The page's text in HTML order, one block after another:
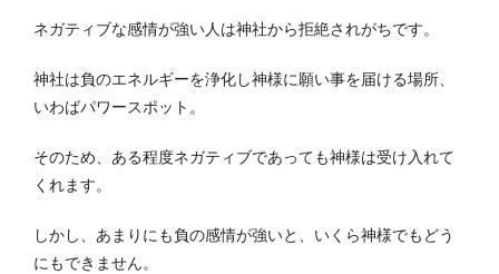
ネガティブな感情が強い人は神社から拒絶されがちです。
神社は負のエネルギーを浄化し神様に願い事を届ける場所、
いわばパワースポット。
そのため、ある程度ネガティブであっても神様は受け入れて
くれます。
しかし、あまりにも負の感情が強いと、いくら神様でもどう
にもできません。